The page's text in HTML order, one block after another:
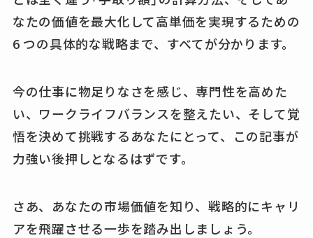
なたの価値を最大化して高単価を実現するための
6 つの具体的な戦略まで、すべてが分かります。
今の仕事に物足りなさを感じ、専門性を高めた
い、ワークライフバランスを整えたい、そして覚
悟を決めて挑戦するあなたにとって、この記事が
力強い後押しとなるはずです。
さあ、あなたの市場価値を知り、戦略的にキャリ
アを飛躍させる一歩を踏み出しましょう。